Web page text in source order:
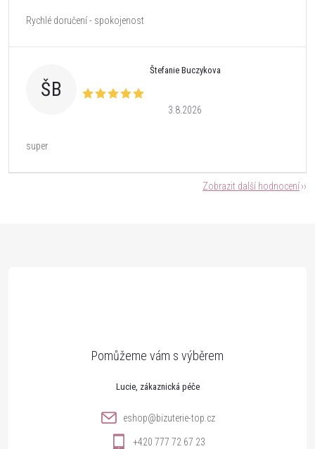
Rychlé doručení - spokojenost
ŠB
Štefanie Buczykova
3.8.2026
super
Zobrazit další hodnocení
Lucie
eshop@bizuterie-top.cz
+420 777 72 67 23